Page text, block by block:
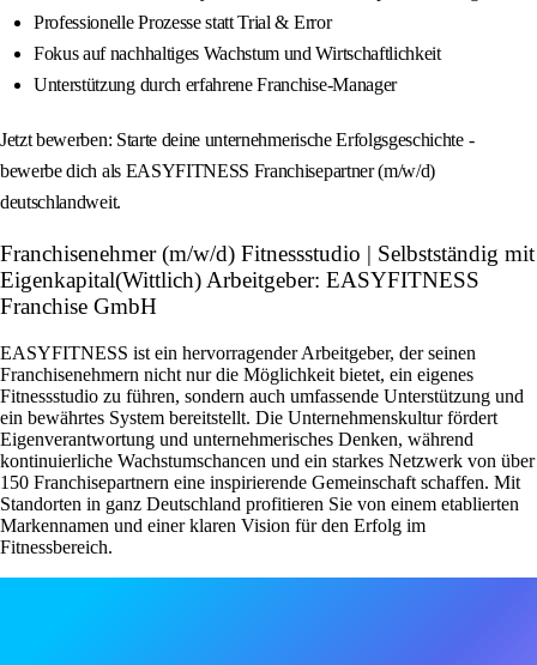
Professionelle Prozesse statt Trial & Error
Fokus auf nachhaltiges Wachstum und Wirtschaftlichkeit
Unterstützung durch erfahrene Franchise-Manager
Jetzt bewerben: Starte deine unternehmerische Erfolgsgeschichte -
bewerbe dich als EASYFITNESS Franchisepartner (m/w/d)
deutschlandweit.
Franchisenehmer (m/w/d) Fitnessstudio | Selbstständig mit
Eigenkapital(Wittlich) Arbeitgeber: EASYFITNESS
Franchise GmbH
EASYFITNESS ist ein hervorragender Arbeitgeber, der seinen
Franchisenehmern nicht nur die Möglichkeit bietet, ein eigenes
Fitnessstudio zu führen, sondern auch umfassende Unterstützung und
ein bewährtes System bereitstellt. Die Unternehmenskultur fördert
Eigenverantwortung und unternehmerisches Denken, während
kontinuierliche Wachstumschancen und ein starkes Netzwerk von über
150 Franchisepartnern eine inspirierende Gemeinschaft schaffen. Mit
Standorten in ganz Deutschland profitieren Sie von einem etablierten
Markennamen und einer klaren Vision für den Erfolg im
Fitnessbereich.